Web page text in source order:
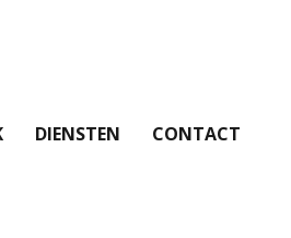
DIENSTEN CONTACT